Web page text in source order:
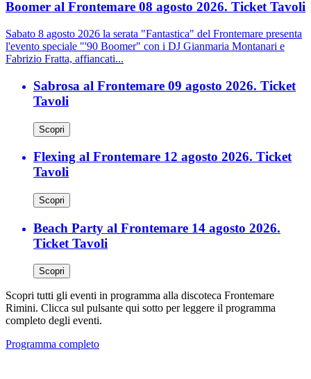
Boomer al Frontemare 08 agosto 2026. Ticket Tavoli
Sabato 8 agosto 2026 la serata "Fantastica" del Frontemare presenta
l'evento speciale "'90 Boomer" con i DJ Gianmaria Montanari e
Fabrizio Fratta, affiancati...
Sabrosa al Frontemare 09 agosto 2026. Ticket
Tavoli
Scopri
Flexing al Frontemare 12 agosto 2026. Ticket
Tavoli
Scopri
Beach Party al Frontemare 14 agosto 2026.
Ticket Tavoli
Scopri
Scopri tutti gli eventi in programma alla discoteca Frontemare
Rimini. Clicca sul pulsante qui sotto per leggere il programma
completo degli eventi.
Programma completo